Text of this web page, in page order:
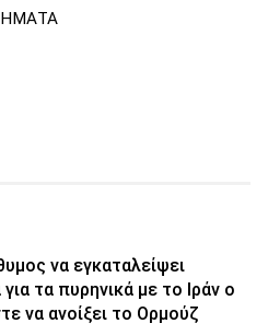
να εγκαταλείψει
τα πυρηνικά με το Ιράν ο
να ανοίξει το Ορμούζ